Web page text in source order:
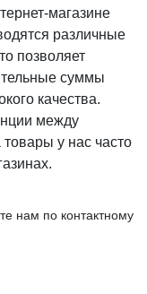
магазине
различные
позволяет
суммы
качества.
между
у нас часто
нам по контактному